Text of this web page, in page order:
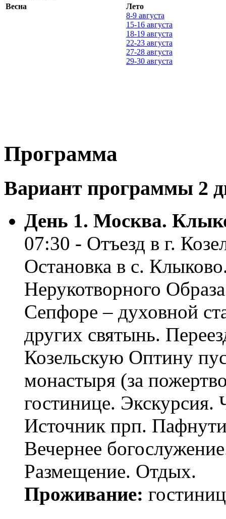
Весна
Лето
8-9 августа
15-16 августа
18-19 августа
22-23 августа
27-28 августа
29-30 августа
Программа
Вариант программы 2
День 1. Москва.
07:30 - Отъезд в г.
Остановка в с.
Нерукотворного
Сепфоре – духовной
других святынь.
Козельскую Оптину
монастыря (за
гостинице.
Источник прп.
Вечернее
Размещение. Отдых.
Проживание: